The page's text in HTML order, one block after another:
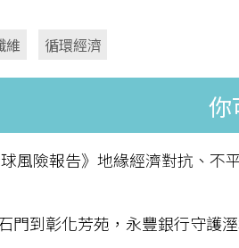
維 循環經濟
你
風險報告》地緣經濟對抗、不
門到彰化芳苑，永豐銀行守護
如何守護每